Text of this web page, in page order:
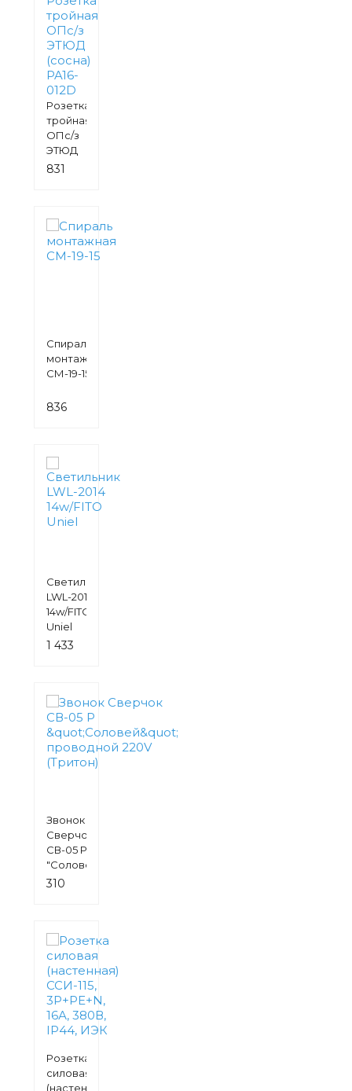
Розетка
тройная
ОПс/з
ЭТЮД
(сосна)
831
Спираль
монтажная
СМ-19-15
836
Светильник
LWL-2014
14w/FITO
Uniel
1 433
Звонок
Сверчок
СВ-05 Р
"Соловей"
проводной
310
Розетка
силовая
(настенная)